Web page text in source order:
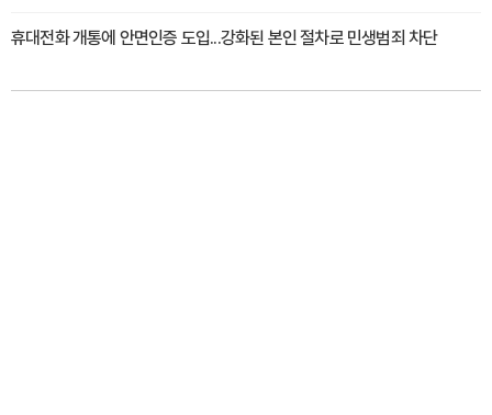
휴대전화 개통에 안면인증 도입...강화된 본인 절차로 민생범죄 차단